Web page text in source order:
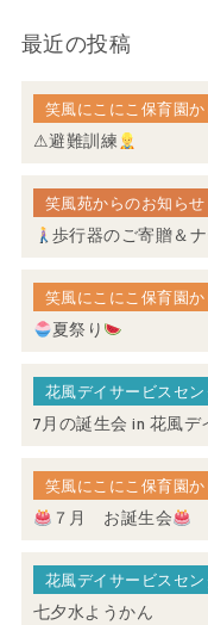
最近の投稿
笑風にこにこ保育園
⚠避難訓練
笑風苑からのお知らせ
歩行器のご寄贈＆
笑風にこにこ保育園
夏祭り
花風デイサービスセ
7月の誕生会 in 花風デ
笑風にこにこ保育園
７月 お誕生会
花風デイサービスセ
七夕水ようかん